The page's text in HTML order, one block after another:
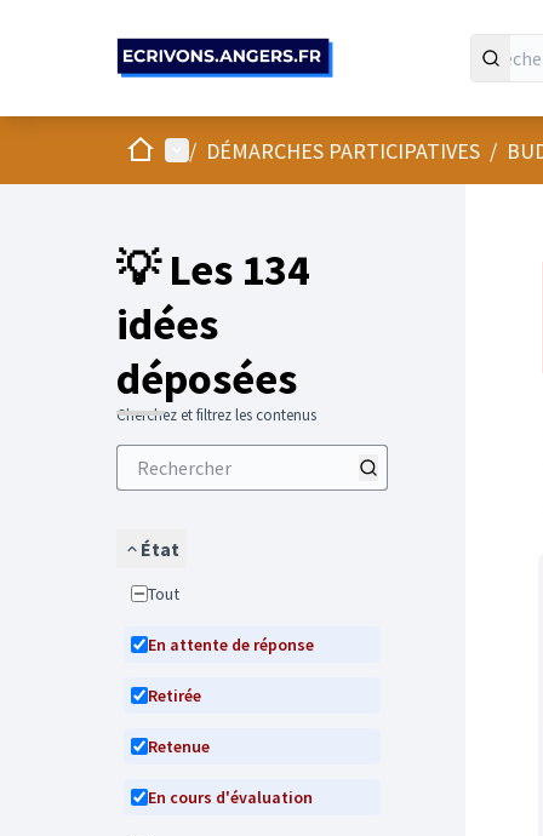
AccueilMenu principal
/ DÉMARCHES PARTICIPATIVES /
💡 Les 134
idées
déposées
Cherchez et filtrez les contenus
État
Tout
En attente de réponse
Retirée
Retenue
En cours d'évaluation